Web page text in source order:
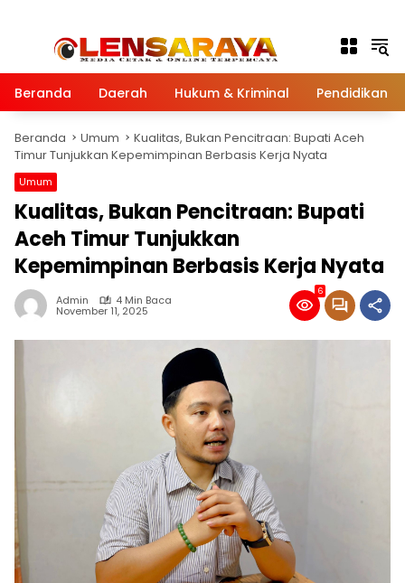
Beranda Daerah Hukum & Kriminal Pendidikan
Beranda Umum
Kualitas, Bukan Pencitraan: Bupati Aceh
Timur Tunjukkan Kepemimpinan Berbasis Kerja Nyata
Umum
Kualitas, Bukan Pencitraan: Bupati
Aceh Timur Tunjukkan
Kepemimpinan Berbasis Kerja Nyata
Admin 4 Min Baca
November 11, 2025
6